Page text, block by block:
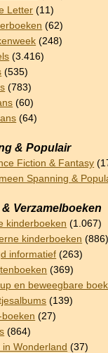
Letter (11)
(62)
(248)
(3.416)
(535)
(783)
(60)
(64)
& Populair
Fiction & Fantasy
Spanning &
Verzamelboeken
kinderboeken (1.067)
kinderboeken (886)
informatief (263)
(369)
en beweegbare
(139)
boeken (27)
(864)
in Wonderland (37)